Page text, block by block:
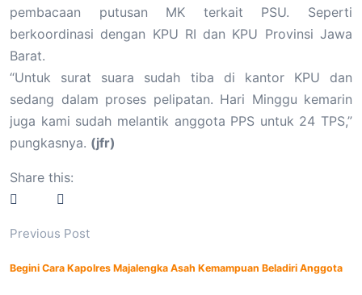
pembacaan putusan MK terkait PSU. Seperti
berkoordinasi dengan KPU RI dan KPU Provinsi Jawa
Barat.
“Untuk surat suara sudah tiba di kantor KPU dan
sedang dalam proses pelipatan. Hari Minggu kemarin
juga kami sudah melantik anggota PPS untuk 24 TPS,”
pungkasnya. (jfr)
Share this:
Previous Post
Begini Cara Kapolres Majalengka Asah Kemampuan Beladiri Anggota